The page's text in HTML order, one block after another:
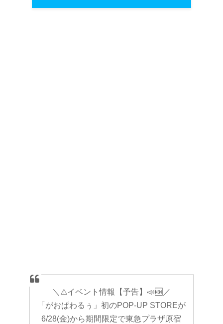
＼⚠️イベント情報【予告】📣🆕／
「がおぱわるぅ」初のPOP-UP STOREが
6/28(金)から期間限定で東急プラザ原宿